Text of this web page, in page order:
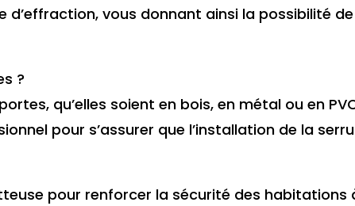
vous donnant ainsi la possibilité de
?
qu’elles soient en bois, en métal ou en
pour s’assurer que l’installation de la
pour renforcer la sécurité des habitations